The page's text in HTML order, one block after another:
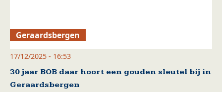
Geraardsbergen
17/12/2025 - 16:53
30 jaar BOB daar hoort een gouden sleutel bij in
Geraardsbergen